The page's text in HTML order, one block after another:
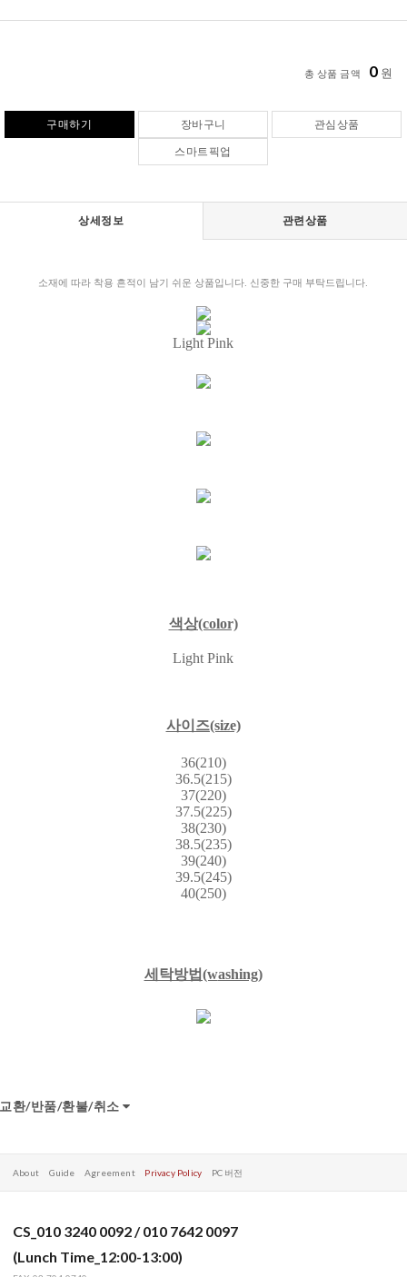
총 상품 금액 0 원
구매하기 장바구니
관심상품
스마트픽업
상세정보 관련상품
소재에 따라 착용 흔적이 남기 쉬운 상품입니다. 신중한 구매 부탁드립니다.
Light Pink
색상(color)
Light Pink
사이즈(size)
36(210)
36.5(215)
37(220)
37.5(225)
38(230)
38.5(235)
39(240)
39.5(245)
40(250)
세탁방법(washing)
교환/반품/환불/취소
About Guide Agreement Privacy Policy PC 버전
CS_010 3240 0092 / 010 7642 0097
(Lunch Time_12:00-13:00)